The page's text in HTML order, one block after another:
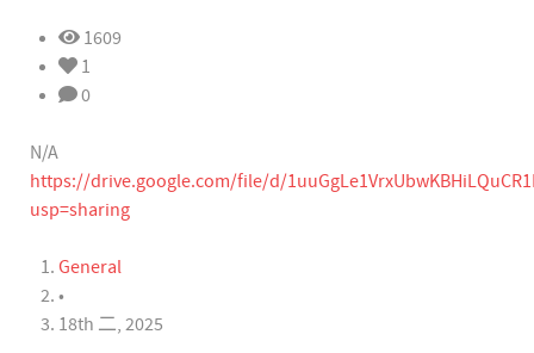
1609
1
0
N/A
https://drive.google.com/file/d/
usp=sharing
General
•
18th 二, 2025